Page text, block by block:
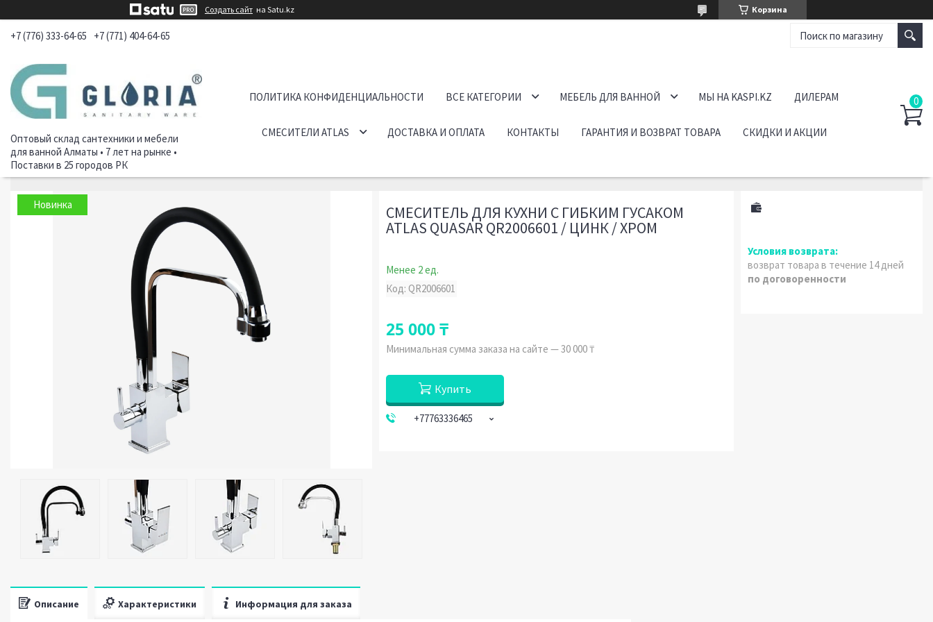
Создать сайт на Satu.kz Корзина
+7 (776) 333-64-65 +7 (771) 404-64-65
Оптовый склад сантехники и мебели
для ванной Алматы • 7 лет на рынке •
Поставки в 25 городов РК
ПОЛИТИКА КОНФИДЕНЦИАЛЬНОСТИ ВСЕ КАТЕГОРИИ МЕБЕЛЬ ДЛЯ ВАННОЙ МЫ НА KASPI.KZ ДИЛЕРАМ
СМЕСИТЕЛИ ATLAS ДОСТАВКА И ОПЛАТА КОНТАКТЫ ГАРАНТИЯ И ВОЗВРАТ ТОВАРА СКИДКИ И АКЦИИ
Новинка СМЕСИТЕЛЬ ДЛЯ КУХНИ С ГИБКИМ ГУСАКОМ
ATLAS QUASAR QR2006601 / ЦИНК / ХРОМ
Менее 2 ед.
Код: QR2006601
25 000 ₸
Минимальная сумма заказа на сайте — 30 000 ₸
Купить
+77763336465
возврат товара в течение 14 дней
по договоренности
Описание Характеристики Информация для заказа